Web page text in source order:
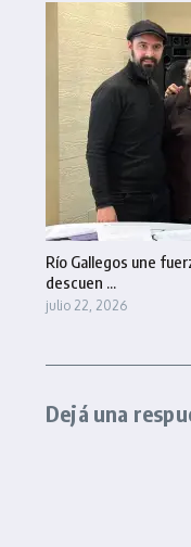
Río Gallegos une
descuen ...
julio 22, 2026
Dejá una